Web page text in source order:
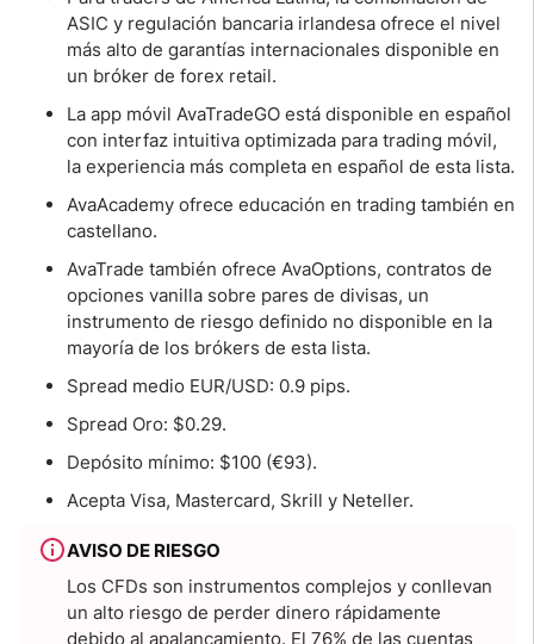
ASIC y regulación bancaria irlandesa ofrece el nivel
más alto de garantías internacionales disponible en
un bróker de forex retail.
La app móvil AvaTradeGO está disponible en español
con interfaz intuitiva optimizada para trading móvil,
la experiencia más completa en español de esta lista.
AvaAcademy ofrece educación en trading también en
castellano.
AvaTrade también ofrece AvaOptions, contratos de
opciones vanilla sobre pares de divisas, un
instrumento de riesgo definido no disponible en la
mayoría de los brókers de esta lista.
Spread medio EUR/USD: 0.9 pips.
Spread Oro: $0.29.
Depósito mínimo: $100 (€93).
Acepta Visa, Mastercard, Skrill y Neteller.
AVISO DE RIESGO
Los CFDs son instrumentos complejos y conllevan
un alto riesgo de perder dinero rápidamente
debido al apalancamiento. El 76% de las cuentas